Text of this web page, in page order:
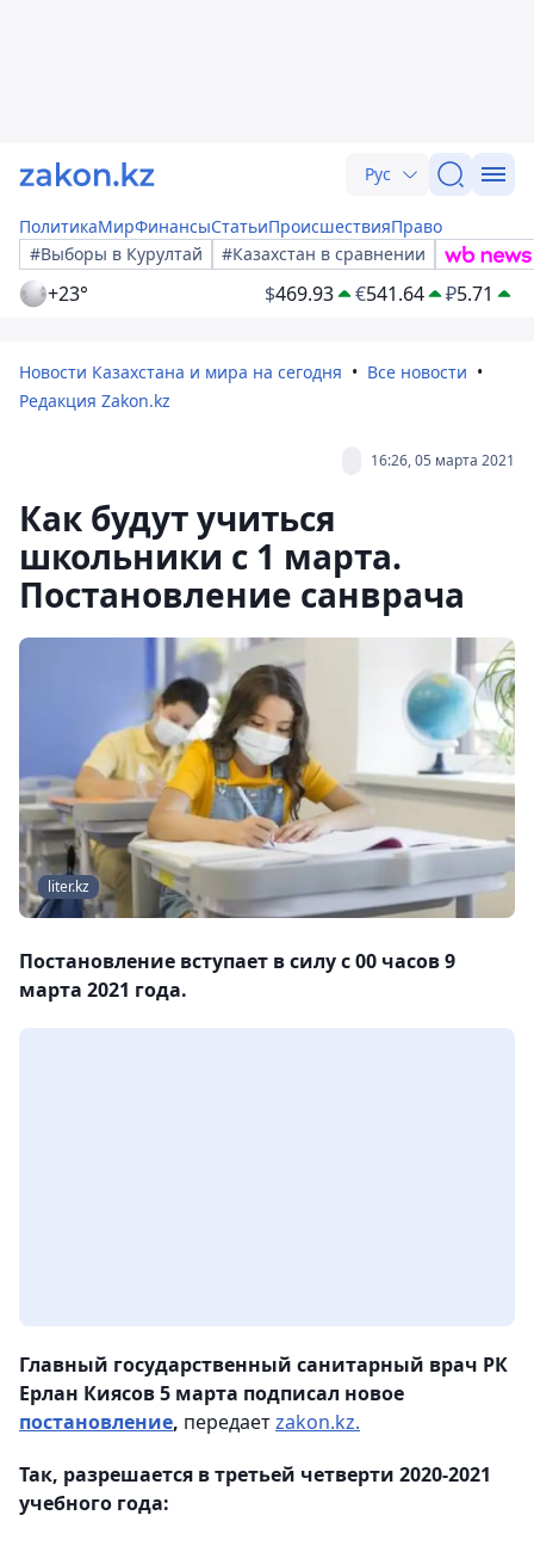
Рус
ПолитикаМирФинансыСтатьиПроисшествияПраво
#Выборы в Курултай
#Казахстан в сравнении
+23° $469.93 €541.64 ₽5.71
Новости Казахстана и мира на сегодня
Все новости
Редакция Zakon.kz
16:26, 05 марта 2021
Как будут учиться
школьники с 1 марта.
Постановление санврача
liter.kz
Постановление вступает в силу с 00 часов 9
марта 2021 года.
Главный государственный санитарный врач РК
Ерлан Киясов 5 марта подписал новое
постановление, передаетzakon.kz.
Так, разрешается в третьей четверти 2020-2021
учебного года: